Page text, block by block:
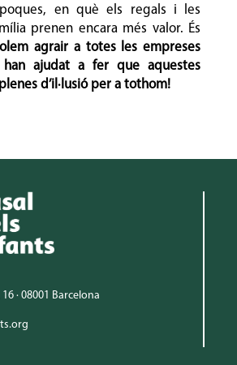
en què els regals i les
prenen encara més valor. És
agrair a totes les empreses
han ajudat a fer que aquestes
d’il·lusió per a tothom!
· 08001 Barcelona